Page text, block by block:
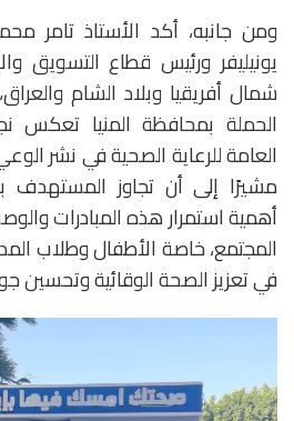
ومن جانبه، أكد الأستاذ تامر
يونيليفر ورئيس قطاع التسويق
شمال أفريقيا وبلاد الشام
الحملة بمحافظة المنيا تعكس
العامة للرعاية الصحية في نشر
مشيرًا إلى أن تجاوز
أهمية استمرار هذه المبادرات
المجتمع، خاصة الأطفال وطلاب
في تعزيز الصحة الوقائية وتحسين